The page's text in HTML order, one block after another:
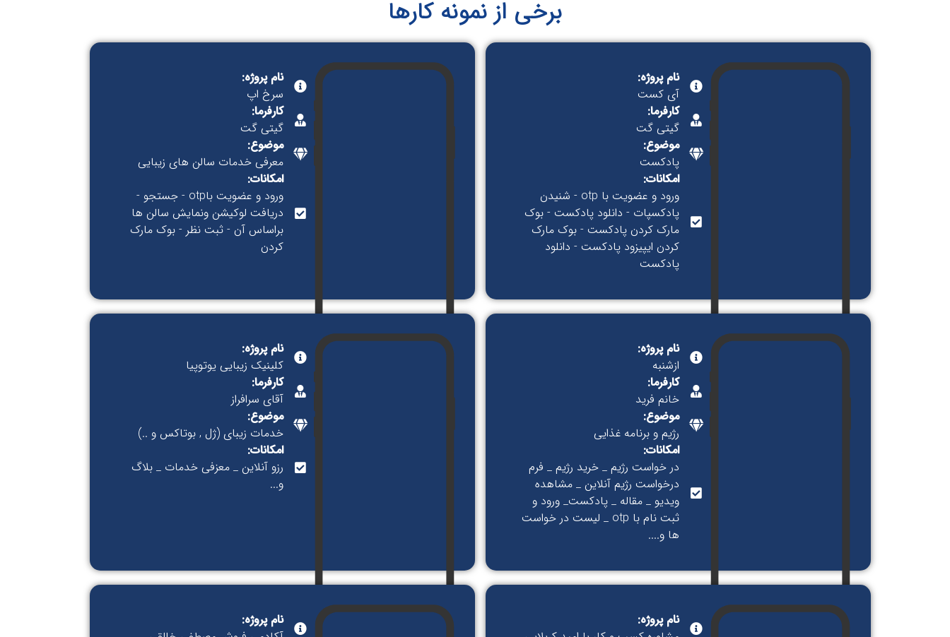
برخی از نمونه کارها
نام پروژه:
آی کست
کارفرما:
گیتی گت
موضوع:
پادکست
امکانات:
ورود و عضویت با otp - شنیدن
پادکسپات - دانلود پادکست - بوک
مارک کردن پادکست - بوک مارک
کردن ایپیزود پادکست - دانلود
پادکست
نام پروژه:
سرخ اپ
کارفرما:
گیتی گت
موضوع:
معرفی خدمات سالن های زیبایی
امکانات:
ورود و عضویت باotp - جستجو -
دریافت لوکیشن ونمایش سالن ها
براساس آن - ثبت نظر - بوک مارک
کردن
نام پروژه:
ازشنبه
کارفرما:
خانم فرید
موضوع:
رژیم و برنامه غذایی
امکانات:
در خواست رژیم _ خرید رژیم _ فرم
درخواست رژیم آنلاین _ مشاهده
ویدیو _ مقاله _ پادکست_ ورود و
ثبت نام با otp _ لیست در خواست
ها و....
نام پروژه:
کلینیک زیبایی یوتوپیا
کارفرما:
آقای سرافراز
موضوع:
خدمات زیبای (ژل , بوتاکس و ..)
امکانات:
رزو آنلاین _ معزفی خدمات _ بلاگ
و...
نام پروژه:
نام پروژه: